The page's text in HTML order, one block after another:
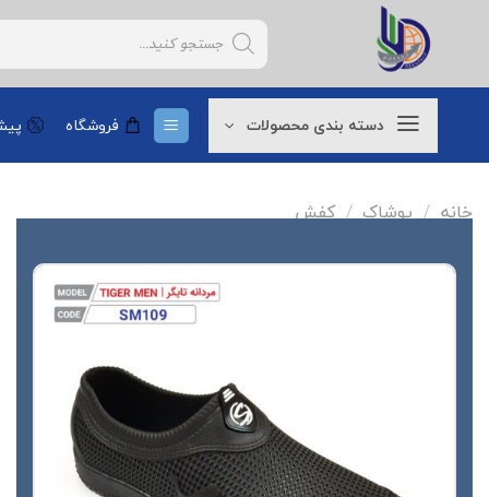
Products
search
دسته بندی محصولات فروشگاه
خانه / پوشاک / کفش
علاقه
مندی
ها